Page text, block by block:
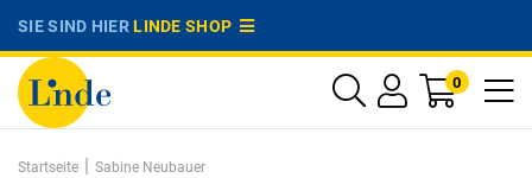
SIE SIND HIERLINDE SHOP
0
Startseite | Sabine Neubauer